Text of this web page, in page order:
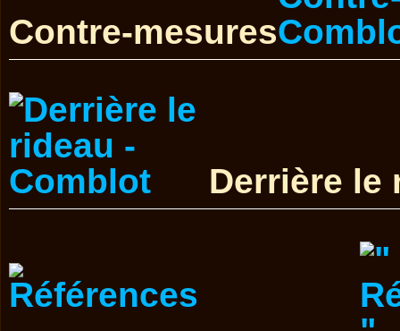
Contre-mesures
Derrière le